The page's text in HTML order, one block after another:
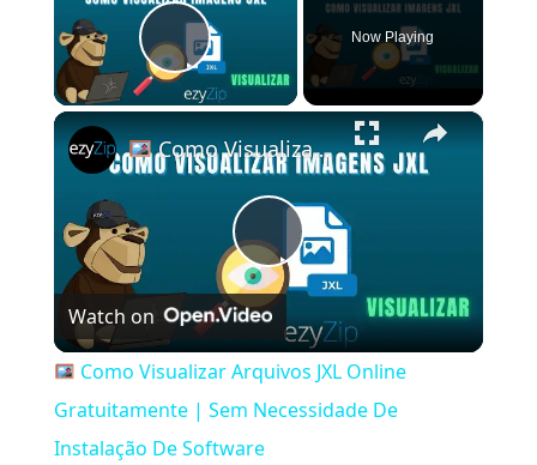
Play Video
Now Playing
×
Play
Video
Como Visualizar Arquivos JXL Online Gratuitamente | Sem Necessidade De Instalação De Software
Watch on
Como Visualizar Arquivos JXL Online
Gratuitamente | Sem Necessidade De
Instalação De Software